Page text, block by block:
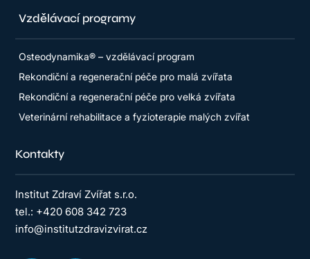
Vzdělávací programy
Osteodynamika® – vzdělávací program
Rekondiční a regenerační péče pro malá zvířata
Rekondiční a regenerační péče pro velká zvířata
Veterinární rehabilitace a fyzioterapie malých zvířat
Kontakty
Institut Zdraví Zvířat s.r.o.
tel.: +420 608 342 723
info@institutzdravizvirat.cz